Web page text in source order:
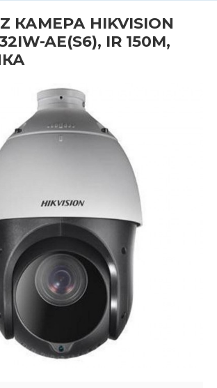
КАМЕРА HIKVISION
AE(S6), IR 150M,